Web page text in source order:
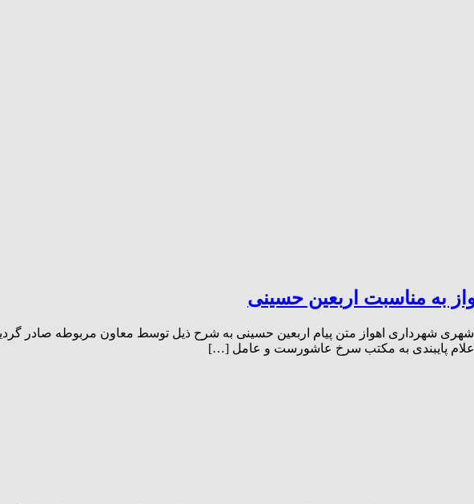
به مناسبت اربعین حسینی
شهری شهرداری اهواز متن پیام اربعین حسینی به شرح ذیل توسط معاون مربوطه صادر
پایبندی به مکتب سرخ عاشورست و عامل […]